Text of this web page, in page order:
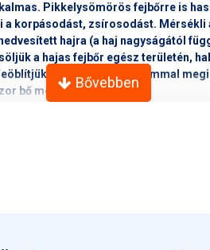
Pikkelysömörös fejbőrre is
a korpásodást, zsírosodást. Mérsékli
hajra (a haj nagyságától
a hajas fejbőr egész területén,
majd még 2 alkalommal
bő meleg vízzel öblítünk.